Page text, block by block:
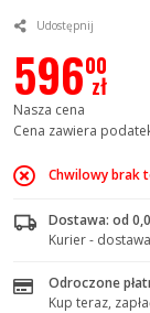
Udostępnij
59600
zł
Nasza cena
Cena zawiera
Chwilowy brak
Dostawa: od
Kurier -
Odroczone
Kup teraz,